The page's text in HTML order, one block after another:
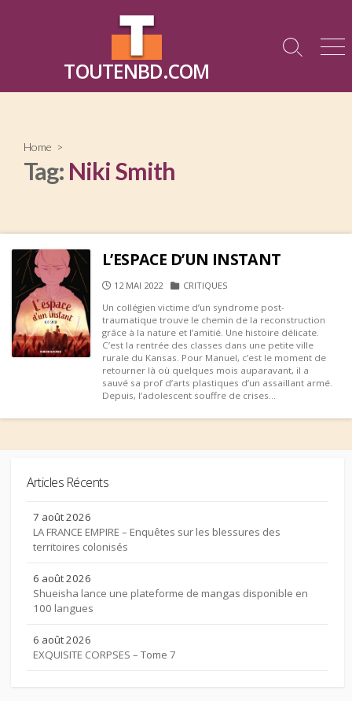
TOUTENBD.COM
Search
Home >
Tag: Niki Smith
L’ESPACE D’UN INSTANT
PUBLISHED
12 MAI 2022 CATEGORIES
CRITIQUES
Un collégien victime d’un syndrome post-
traumatique trouve le chemin de la reconstruction
grâce à la nature et l’amitié. Une histoire délicate.
C’est la rentrée des classes dans une petite ville
rurale du Kansas. Pour Manuel, c’est le moment de
retourner là où quelques mois auparavant, il a
sauvé sa prof d’arts plastiques d’un assaillant armé.
Depuis, l’adolescent souffre de crises...
Articles Récents
7 août 2026
LA FRANCE EMPIRE – Enquêtes sur les blessures des
territoires colonisés
6 août 2026
Shueisha lance une plateforme de mangas disponible en
100 langues
6 août 2026
EXQUISITE CORPSES – Tome 7